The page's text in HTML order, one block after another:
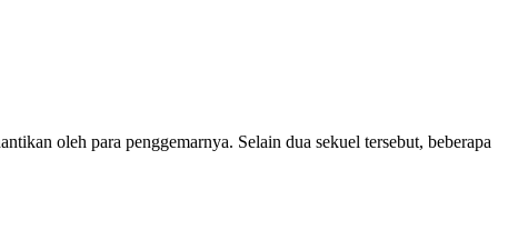
oleh para penggemarnya. Selain dua sekuel tersebut, beberapa